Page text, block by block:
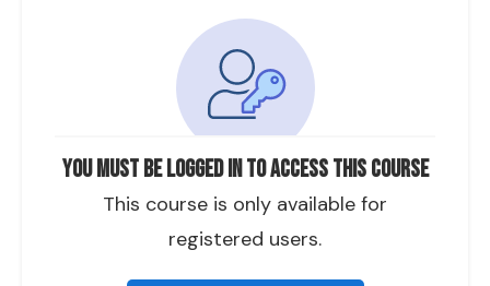
You must be logged in to access this course
This course is only available for
registered users.